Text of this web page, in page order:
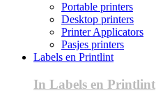
Portable printers
Desktop printers
Printer Applicators
Pasjes printers
Labels en Printlint
In Labels en Printlint